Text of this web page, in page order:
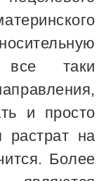
все таки
и просто
растрат на
Более